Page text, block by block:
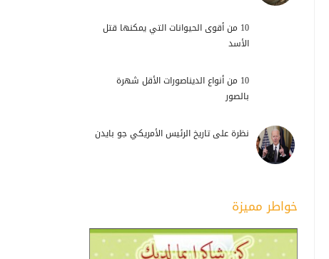
10 من أقوى الحيوانات التي يمكنها قتل
الأسد
10 من أنواع الديناصورات الأقل شهرة
بالصور
نظرة على تاريخ الرئيس الأمريكي جو بايدن
خواطر مميزة